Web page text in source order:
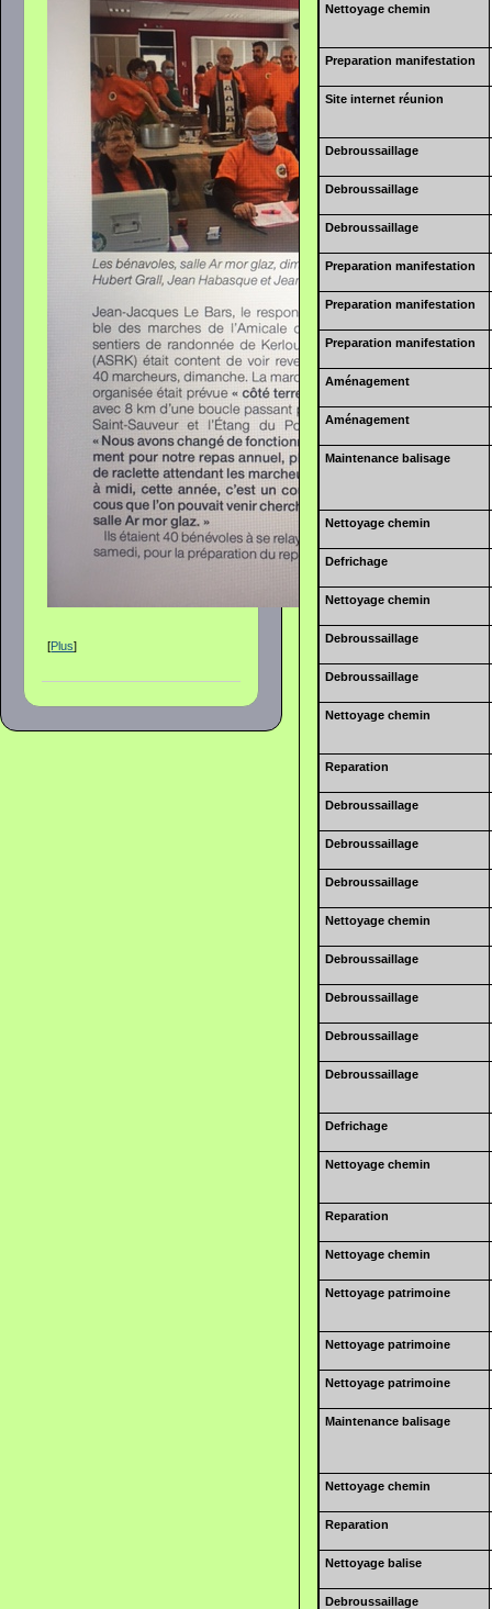
[Plus]
Nettoyage chemin
Preparation manifestation
Site internet réunion
Debroussaillage
Debroussaillage
Debroussaillage
Preparation manifestation
Preparation manifestation
Preparation manifestation
Aménagement
Aménagement
Maintenance balisage
Nettoyage chemin
Defrichage
Nettoyage chemin
Debroussaillage
Debroussaillage
Nettoyage chemin
Reparation
Debroussaillage
Debroussaillage
Debroussaillage
Nettoyage chemin
Debroussaillage
Debroussaillage
Debroussaillage
Debroussaillage
Defrichage
Nettoyage chemin
Reparation
Nettoyage chemin
Nettoyage patrimoine
Nettoyage patrimoine
Nettoyage patrimoine
Maintenance balisage
Nettoyage chemin
Reparation
Nettoyage balise
Debroussaillage